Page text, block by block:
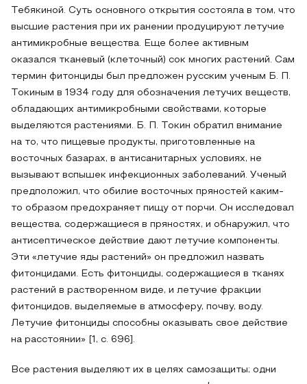
Тебякиной. Суть основного открытия состояла в том, что
высшие растения при их ранении продуцируют летучие
антимикробные вещества. Еще более активным
оказался тканевый (клеточный) сок многих растений. Сам
термин фитонциды был предложен русским ученым Б. П.
Токиным в 1934 году для обозначения летучих веществ,
обладающих антимикробными свойствами, которые
выделяются растениями. Б. П. Токин обратил внимание
на то, что пищевые продукты, приготовленные на
восточных базарах, в антисанитарных условиях, не
вызывают вспышек инфекционных заболеваний. Ученый
предположил, что обилие восточных пряностей каким-
то образом предохраняет пищу от порчи. Он исследовал
вещества, содержащиеся в пряностях, и обнаружил, что
антисептическое действие дают летучие компоненты.
Эти «летучие яды растений» он предложил назвать
фитонцидами. Есть фитонциды, содержащиеся в тканях
растений в растворенном виде, и летучие фракции
фитонцидов, выделяемые в атмосферу, почву, воду.
Летучие фитонциды способны оказывать свое действие
на расстоянии» [1, с. 696].
Все растения выделяют их в целях самозащиты; одни